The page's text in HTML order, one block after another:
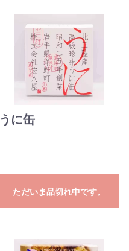
うに缶
ただいま品切れ中です。